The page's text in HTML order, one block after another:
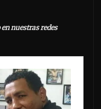
nuestras redes